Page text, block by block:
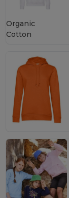
Organic
Cotton